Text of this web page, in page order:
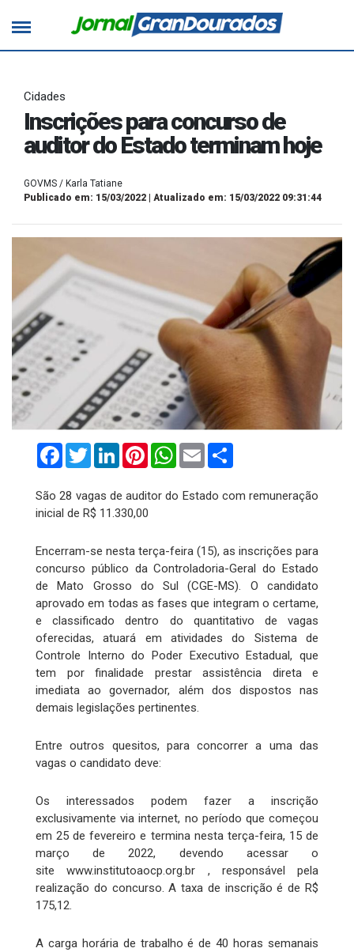
Cidades
Inscrições para concurso de
auditor do Estado terminam hoje
GOVMS / Karla Tatiane
Publicado em: 15/03/2022 | Atualizado em: 15/03/2022 09:31:44
FacebookTwitterLinkedInPinterestWhatsApp
Email
São 28 vagas de auditor do Estado com remuneração
inicial de R$ 11.330,00
Encerram-se nesta terça-feira (15), as inscrições para
concurso público da Controladoria-Geral do Estado
de Mato Grosso do Sul (CGE-MS). O candidato
aprovado em todas as fases que integram o certame,
e classificado dentro do quantitativo de vagas
oferecidas, atuará em atividades do Sistema de
Controle Interno do Poder Executivo Estadual, que
tem por finalidade prestar assistência direta e
imediata ao governador, além dos dispostos nas
demais legislações pertinentes.
Entre outros quesitos, para concorrer a uma das
vagas o candidato deve:
Os interessados podem fazer a inscrição
exclusivamente via internet, no período que começou
em 25 de fevereiro e termina nesta terça-feira, 15 de
março de 2022, devendo acessar o
site www.institutoaocp.org.br , responsável pela
realização do concurso. A taxa de inscrição é de R$
175,12.
A carga horária de trabalho é de 40 horas semanais